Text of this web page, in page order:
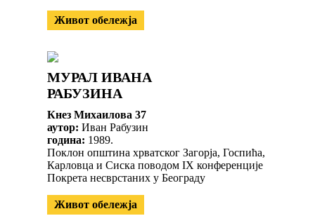
Живот обележја
МУРАЛ ИВАНА
РАБУЗИНА
Кнез Михаилова 37
аутор: Иван Рабузин
година: 1989.
Поклон општина хрватског Загорја, Госпића,
Карловца и Сиска поводом IX конференције
Покрета несврстаних у Београду
Живот обележја